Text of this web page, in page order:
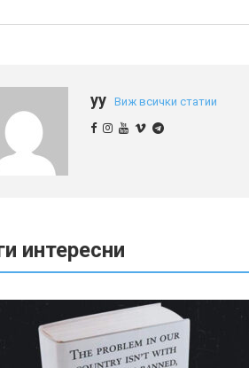
yy Виж всички статии
интересни